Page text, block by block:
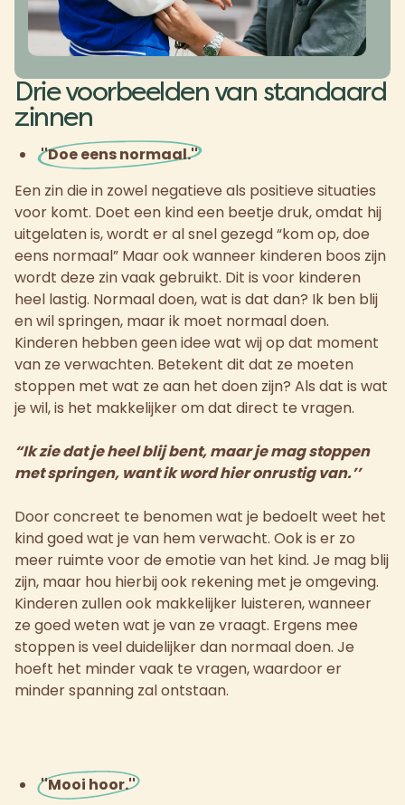
Drie voorbeelden van standaard
zinnen
''Doe eens normaal.''
Een zin die in zowel negatieve als positieve situaties
voor komt. Doet een kind een beetje druk, omdat hij
uitgelaten is, wordt er al snel gezegd “kom op, doe
eens normaal” Maar ook wanneer kinderen boos zijn
wordt deze zin vaak gebruikt. Dit is voor kinderen
heel lastig. Normaal doen, wat is dat dan? Ik ben blij
en wil springen, maar ik moet normaal doen.
Kinderen hebben geen idee wat wij op dat moment
van ze verwachten. Betekent dit dat ze moeten
stoppen met wat ze aan het doen zijn? Als dat is wat
je wil, is het makkelijker om dat direct te vragen.
“Ik zie dat je heel blij bent, maar je mag stoppen
met springen, want ik word hier onrustig van.’’
Door concreet te benomen wat je bedoelt weet het
kind goed wat je van hem verwacht. Ook is er zo
meer ruimte voor de emotie van het kind. Je mag blij
zijn, maar hou hierbij ook rekening met je omgeving.
Kinderen zullen ook makkelijker luisteren, wanneer
ze goed weten wat je van ze vraagt. Ergens mee
stoppen is veel duidelijker dan normaal doen. Je
hoeft het minder vaak te vragen, waardoor er
minder spanning zal ontstaan.
''Mooi hoor.''